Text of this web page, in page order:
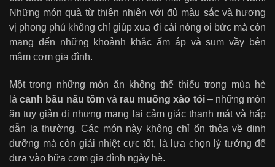
Những món quà từ thiên nhiên với đủ màu sắc và hương
vị phong phú không chỉ giúp xua đi cái nóng oi bức mà còn
mang đến những khoảnh khắc ấm áp và sum vầy bên
mâm cơm gia đình.
Một trong những món ăn không thể thiếu trong mùa hè
làcanh bầu nấu tômvà rau muống xào tỏi– những món
ăn tuy giản dị nhưng mang lại cảm giác thanh mát và hấp
dẫn lạ thường. Các món này không chỉ ổn thỏa về dinh
dưỡng mà còn giải nhiệt cực tốt, là lựa chọn lý tưởng để
đưa vào bữa cơm gia đình ngày hè.